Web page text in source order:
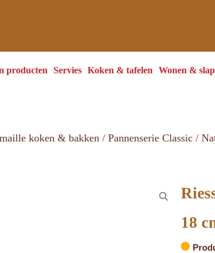
producten Servies Koken & tafelen Wonen &
koken & bakken / Pannenserie Classic /
18